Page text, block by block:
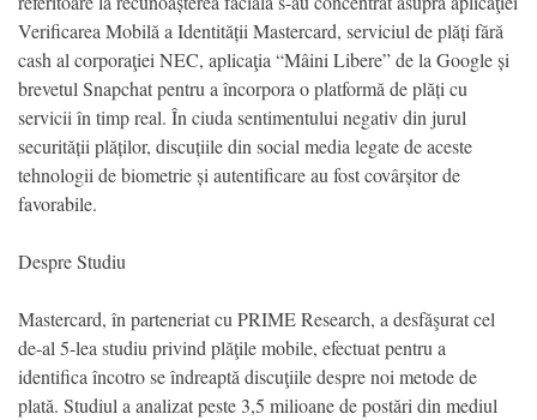
Verificarea Mobilă a Identității Mastercard, serviciul de plăți fără
cash al corporaţiei NEC, aplicaţia “Mâini Libere” de la Google și
brevetul Snapchat pentru a încorpora o platformă de plăți cu
servicii în timp real. În ciuda sentimentului negativ din jurul
securității plăților, discuțiile din social media legate de aceste
tehnologii de biometrie și autentificare au fost covârșitor de
favorabile.
Despre Studiu
Mastercard, în parteneriat cu PRIME Research, a desfăşurat cel
de-al 5-lea studiu privind plăţile mobile, efectuat pentru a
identifica încotro se îndreaptă discuţiile despre noi metode de
plată. Studiul a analizat peste 3,5 milioane de postări din mediul